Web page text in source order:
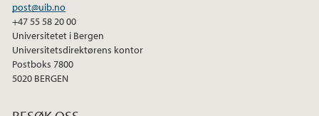
post@uib.no
+47 55 58 20 00
Universitetet i Bergen
Universitetsdirektørens kontor
Postboks 7800
5020 BERGEN